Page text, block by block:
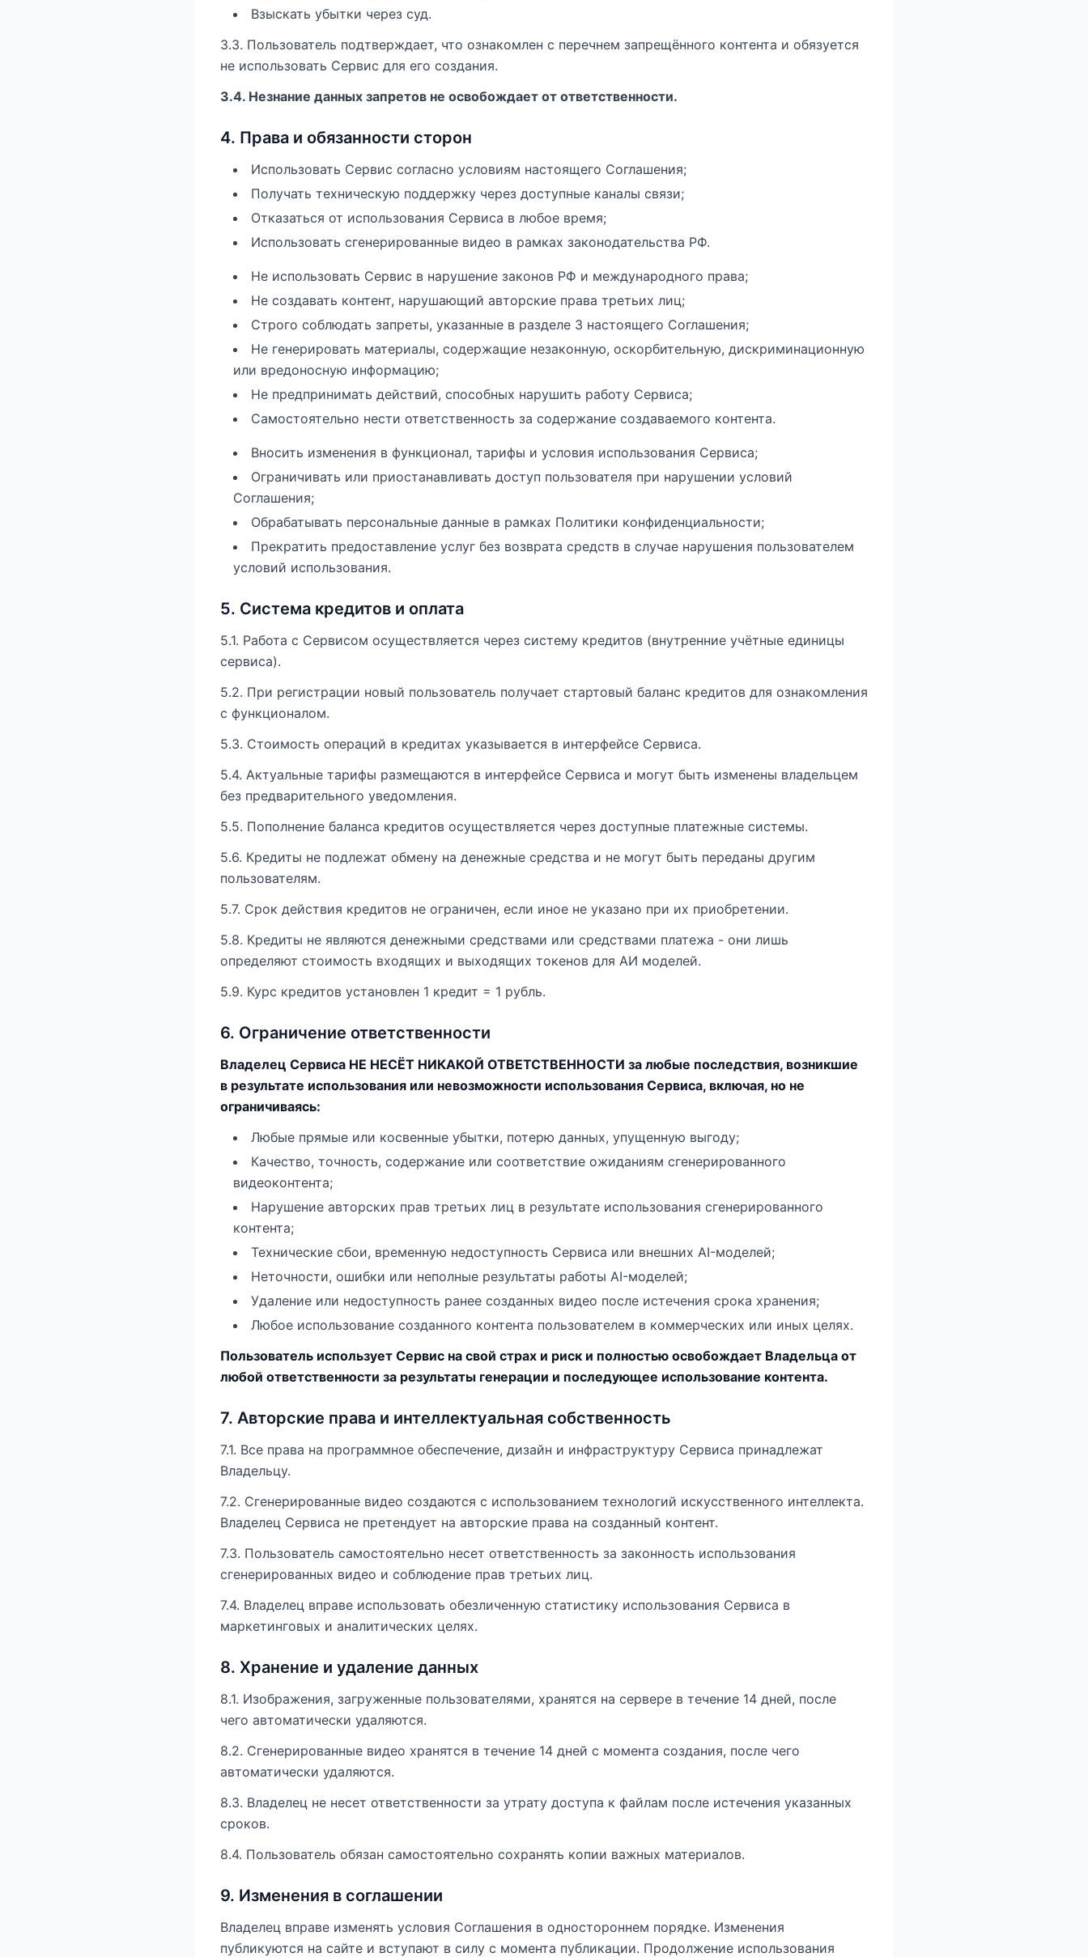
Взыскать убытки через суд.
3.3. Пользователь подтверждает, что ознакомлен с перечнем запрещённого контента и обязуется
не использовать Сервис для его создания.
3.4. Незнание данных запретов не освобождает от ответственности.
4. Права и обязанности сторон
Использовать Сервис согласно условиям настоящего Соглашения;
Получать техническую поддержку через доступные каналы связи;
Отказаться от использования Сервиса в любое время;
Использовать сгенерированные видео в рамках законодательства РФ.
Не использовать Сервис в нарушение законов РФ и международного права;
Не создавать контент, нарушающий авторские права третьих лиц;
Строго соблюдать запреты, указанные в разделе 3 настоящего Соглашения;
Не генерировать материалы, содержащие незаконную, оскорбительную, дискриминационную
или вредоносную информацию;
Не предпринимать действий, способных нарушить работу Сервиса;
Самостоятельно нести ответственность за содержание создаваемого контента.
Вносить изменения в функционал, тарифы и условия использования Сервиса;
Ограничивать или приостанавливать доступ пользователя при нарушении условий
Соглашения;
Обрабатывать персональные данные в рамках Политики конфиденциальности;
Прекратить предоставление услуг без возврата средств в случае нарушения пользователем
условий использования.
5. Система кредитов и оплата
5.1. Работа с Сервисом осуществляется через систему кредитов (внутренние учётные единицы
сервиса).
5.2. При регистрации новый пользователь получает стартовый баланс кредитов для ознакомления
с функционалом.
5.3. Стоимость операций в кредитах указывается в интерфейсе Сервиса.
5.4. Актуальные тарифы размещаются в интерфейсе Сервиса и могут быть изменены владельцем
без предварительного уведомления.
5.5. Пополнение баланса кредитов осуществляется через доступные платежные системы.
5.6. Кредиты не подлежат обмену на денежные средства и не могут быть переданы другим
пользователям.
5.7. Срок действия кредитов не ограничен, если иное не указано при их приобретении.
5.8. Кредиты не являются денежными средствами или средствами платежа - они лишь
определяют стоимость входящих и выходящих токенов для АИ моделей.
5.9. Курс кредитов установлен 1 кредит = 1 рубль.
6. Ограничение ответственности
Владелец Сервиса НЕ НЕСЁТ НИКАКОЙ ОТВЕТСТВЕННОСТИ за любые последствия, возникшие
в результате использования или невозможности использования Сервиса, включая, но не
ограничиваясь:
Любые прямые или косвенные убытки, потерю данных, упущенную выгоду;
Качество, точность, содержание или соответствие ожиданиям сгенерированного
видеоконтента;
Нарушение авторских прав третьих лиц в результате использования сгенерированного
контента;
Технические сбои, временную недоступность Сервиса или внешних AI-моделей;
Неточности, ошибки или неполные результаты работы AI-моделей;
Удаление или недоступность ранее созданных видео после истечения срока хранения;
Любое использование созданного контента пользователем в коммерческих или иных целях.
Пользователь использует Сервис на свой страх и риск и полностью освобождает Владельца от
любой ответственности за результаты генерации и последующее использование контента.
7. Авторские права и интеллектуальная собственность
7.1. Все права на программное обеспечение, дизайн и инфраструктуру Сервиса принадлежат
Владельцу.
7.2. Сгенерированные видео создаются с использованием технологий искусственного интеллекта.
Владелец Сервиса не претендует на авторские права на созданный контент.
7.3. Пользователь самостоятельно несет ответственность за законность использования
сгенерированных видео и соблюдение прав третьих лиц.
7.4. Владелец вправе использовать обезличенную статистику использования Сервиса в
маркетинговых и аналитических целях.
8. Хранение и удаление данных
8.1. Изображения, загруженные пользователями, хранятся на сервере в течение 14 дней, после
чего автоматически удаляются.
8.2. Сгенерированные видео хранятся в течение 14 дней с момента создания, после чего
автоматически удаляются.
8.3. Владелец не несет ответственности за утрату доступа к файлам после истечения указанных
сроков.
8.4. Пользователь обязан самостоятельно сохранять копии важных материалов.
9. Изменения в соглашении
Владелец вправе изменять условия Соглашения в одностороннем порядке. Изменения
публикуются на сайте и вступают в силу с момента публикации. Продолжение использования